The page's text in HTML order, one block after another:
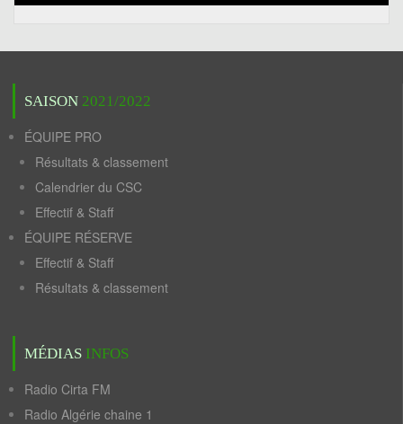
SAISON 2021/2022
ÉQUIPE PRO
Résultats & classement
Calendrier du CSC
Effectif & Staff
ÉQUIPE RÉSERVE
Effectif & Staff
Résultats & classement
MÉDIAS INFOS
Radio Cirta FM
Radio Algérie chaine 1